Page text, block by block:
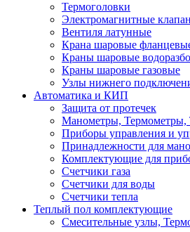
Термоголовки
Электромагнитные
Вентиля латунные
Крана шаровые
Краны шаровые
Краны шаровые газовые
Узлы нижнего
Автоматика и КИП
Защита от протечек
Манометры, Термометры,
Приборы управления и
Принадлежности для
Комплектующие для
Счетчики газа
Счетчики для воды
Счетчики тепла
Теплый пол комплектующие
Смесительные узлы,